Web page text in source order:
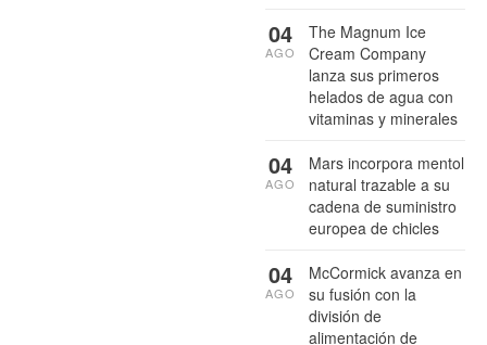
The Magnum Ice
Cream Company
lanza sus primeros
helados de agua con
vitaminas y minerales
04
AGO
Mars incorpora mentol
natural trazable a su
cadena de suministro
europea de chicles
04
AGO
McCormick avanza en
su fusión con la
división de
alimentación de
04
AGO